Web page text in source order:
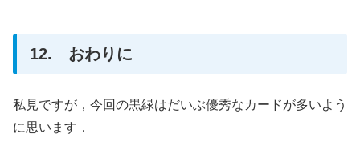
12. おわりに
私見ですが，今回の黒緑はだいぶ優秀なカードが多いよう
に思います．